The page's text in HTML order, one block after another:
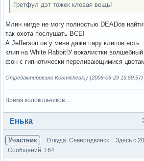
Гретфул дэт тожек клевая вещь!
Млин нигде не могу полностью DEADов
так охота послушать ВСЁ!
А Jefferson ов у меня даже пару клипов
клип на White Rabbit!У вокалистки
фон с гипнотически переливающимися
Отредактировано Kosmicheskiy (2006-06-29 15:59:57)
Время колокольчиков....
Вне форума
Енька
Участник Откуда: Северодвинск
Здесь с
Сообщений: 164